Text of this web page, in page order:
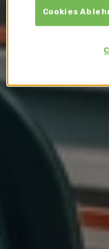
Cookies